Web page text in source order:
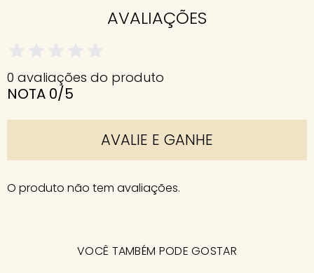
AVALIAÇÕES
0 avaliações do produto
NOTA 0/5
AVALIE E GANHE
O produto não tem avaliações.
VOCÊ TAMBÉM PODE GOSTAR